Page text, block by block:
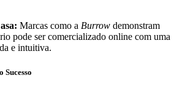
Marcas como a Burrow demonstram
pode ser comercializado online com uma
e intuitiva.
Sucesso